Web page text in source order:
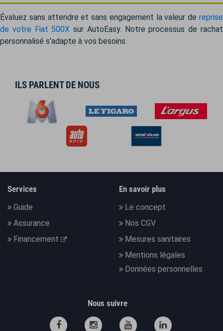
Évaluez sans attendre et sans engagement la valeur de reprise
de votre Fiat 500X sur AutoEasy. Notre processus de rachat
personnalisé s'adapte à vos besoins.
ILS PARLENT DE NOUS
Services
Guide
Assurance
Financement
En savoir plus
Le concept
Nos CGV
Mesures sanitaires
Mentions légales
Données personnelles
Nous suivre